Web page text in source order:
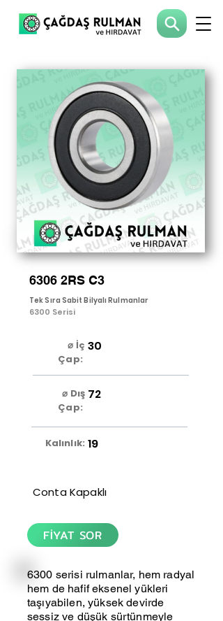
6306 2RS C3
Tek Sıra Sabit Bilyalı Rulmanlar
6300 Serisi
⌀ İç
Çap:
30
⌀ Dış
Çap:
72
Kalınlık: 19
Conta Kapaklı
FİYAT SOR
6300 serisi rulmanlar, hem radyal
hem de hafif eksenel yükleri
taşıyabilen, yüksek devirde
sessiz ve düşük sürtünmeyle